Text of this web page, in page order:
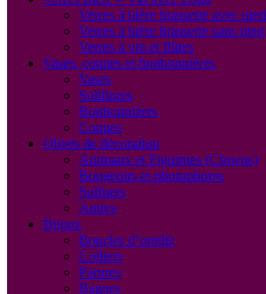
Verres à bière brasserie avec pied
Verres à bière brasserie sans pied
Verres à vin et flûtes
Vases, coupes et bonbonnières
Vases
Soliflores
Bonbonnières
Coupes
Objets de décoration
Animaux et Figurines (Clowns)
Bougeoirs et photophores
Sulfures
Autres
Bijoux
Boucles d’oreille
Colliers
Parures
Bagues